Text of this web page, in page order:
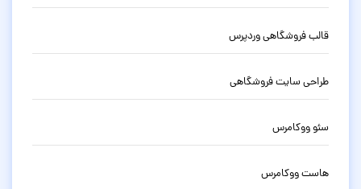
قالب فروشگاهی وردپرس
طراحی سایت فروشگاهی
سئو ووکامرس
هاست ووکامرس